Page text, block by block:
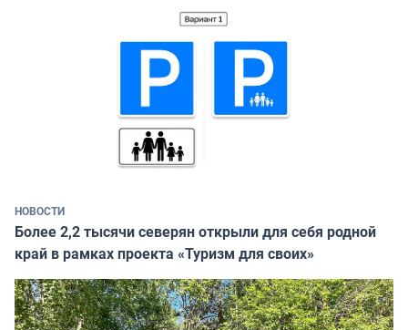
НОВОСТИ
Более 2,2 тысячи северян открыли для себя родной
край в рамках проекта «Туризм для своих»